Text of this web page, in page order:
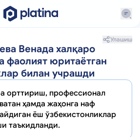
Улашиш
Венада халқаро
фаолият юритаётган
билан учрашди
орттириш, профессионал
ҳамда жаҳонга наф
ёш ўзбекистонликлар
таъкидланди.